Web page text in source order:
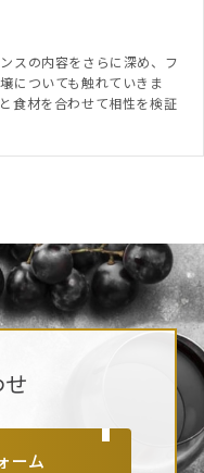
スの内容をさらに深め、フ
についても触れていきま
食材を合わせて相性を検証
ーム